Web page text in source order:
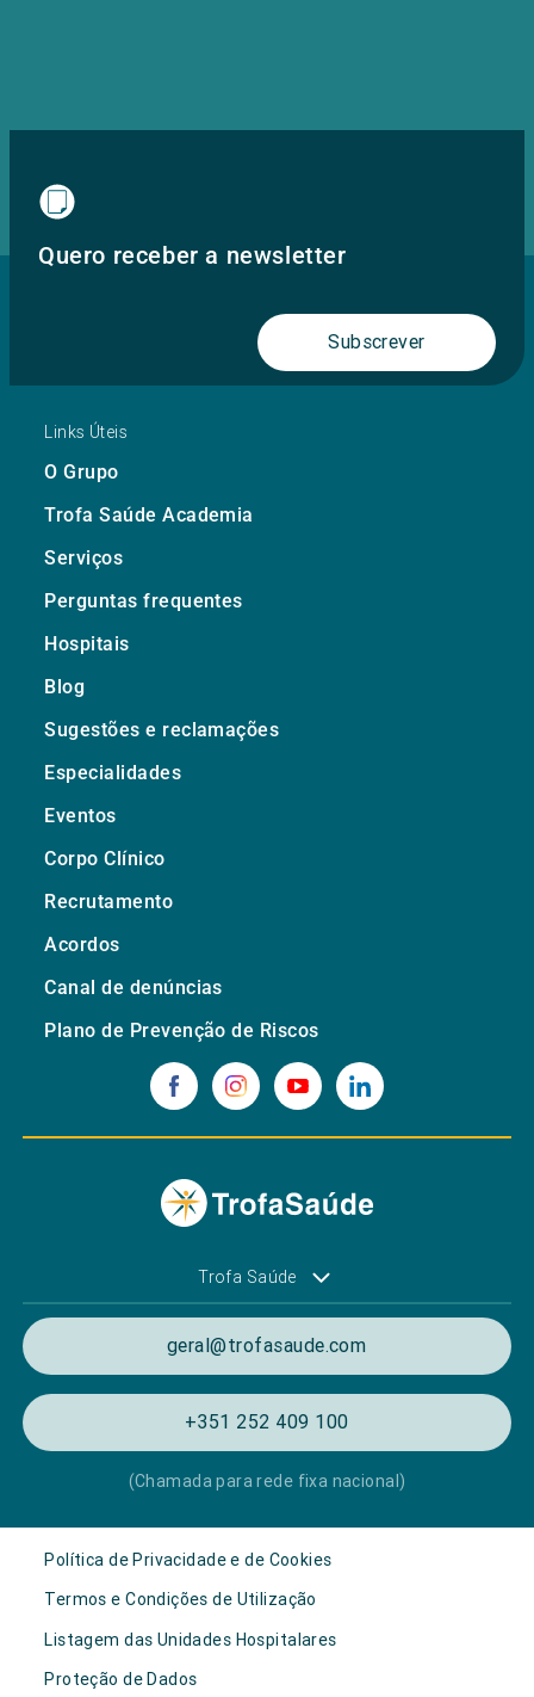
Quero receber a newsletter
Subscrever
Links Úteis
O Grupo
Trofa Saúde Academia
Serviços
Perguntas frequentes
Hospitais
Blog
Sugestões e reclamações
Especialidades
Eventos
Corpo Clínico
Recrutamento
Acordos
Canal de denúncias
Plano de Prevenção de Riscos
Trofa Saúde
geral@trofasaude.com
+351 252 409 100
(Chamada para rede fixa nacional)
Política de Privacidade e de Cookies
Termos e Condições de Utilização
Listagem das Unidades Hospitalares
Proteção de Dados